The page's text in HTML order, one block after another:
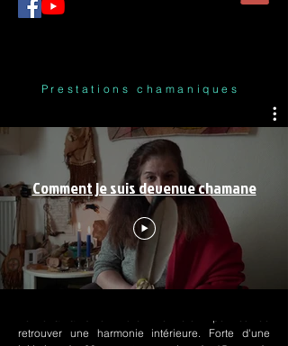
Prestations chamaniques
Comment je suis devenue chamane
retrouver une harmonie intérieure. Forte d'une